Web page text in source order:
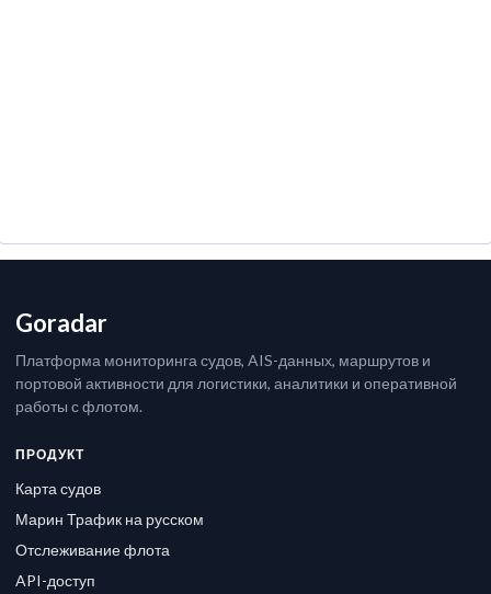
Goradar
Платформа мониторинга судов, AIS-данных, маршрутов и
портовой активности для логистики, аналитики и оперативной
работы с флотом.
ПРОДУКТ
Карта судов
Марин Трафик на русском
Отслеживание флота
API-доступ